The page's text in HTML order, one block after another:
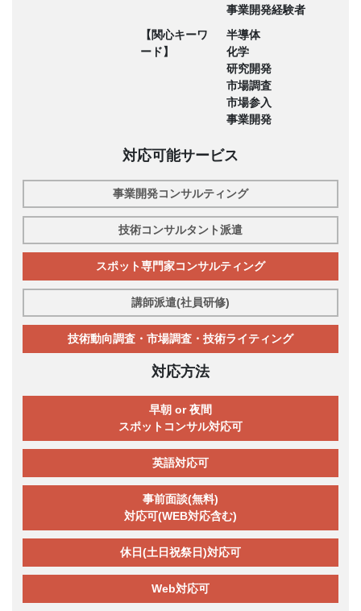
事業開発経験者
【関心キーワ
ード】
半導体
化学
研究開発
市場調査
市場参入
事業開発
対応可能サービス
事業開発コンサルティング
技術コンサルタント派遣
スポット専門家コンサルティング
講師派遣(社員研修)
技術動向調査・市場調査・技術ライティング
対応方法
早朝 or 夜間
スポットコンサル対応可
英語対応可
事前面談(無料)
対応可(WEB対応含む)
休日(土日祝祭日)対応可
Web対応可